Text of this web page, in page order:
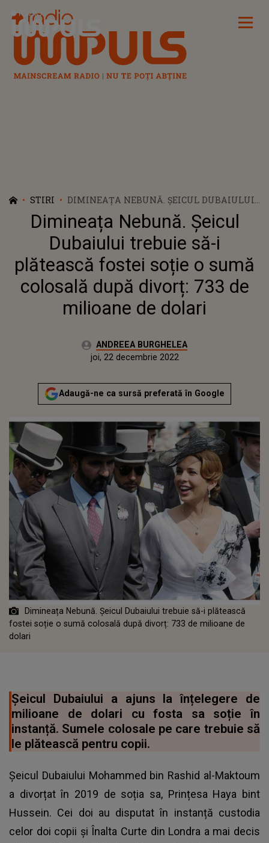
Radio Impuls
STIRI
DIMINEAȚA NEBUNĂ. ȘEICUL DUBAIULUI
TREBUIE SĂ-I PLĂTEASCĂ FOSTEI SOȚIE O
SUMĂ COLOSALĂ DUPĂ DIVORȚ: 733 DE
MILIOANE DE DOLARI
Dimineața Nebună. Șeicul
Dubaiului trebuie să-i
plătească fostei soție o sumă
colosală după divorț: 733 de
milioane de dolari
Autor:ANDREEA BURGHELEA
miercuri, 22 decembrie 2021
Actualizat:
joi, 22 decembrie 2022
Adaugă-ne ca sursă preferată în Google
Dimineața Nebună. Șeicul Dubaiului trebuie să-i plătească
fostei soție o sumă colosală după divorț: 733 de milioane de
dolari
Șeicul Dubaiului a ajuns la înțelegere de
milioane de dolari cu fosta sa soție în
instanță. Sumele colosale pe care trebuie să
le plătească pentru copii.
Șeicul Dubaiului Mohammed bin Rashid al-Maktoum
a divorțat în 2019 de soția sa, Prințesa Haya bint
Hussein. Cei doi au disputat în instanță custodia
celor doi copii și Înalta Curte din Londra a mai decis